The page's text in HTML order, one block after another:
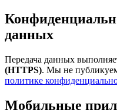
данных
Передача данных
(HTTPS). Мы не
политике
Мобильные